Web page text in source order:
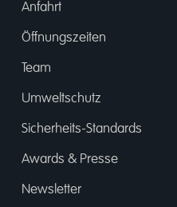
Anfahrt
Öffnungszeiten
Team
Umweltschutz
Sicherheits-Standards
Awards & Presse
Newsletter